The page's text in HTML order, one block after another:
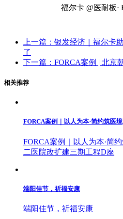
福尔卡 @医耐板·
上一篇：银发经济｜福尔卡
了
下一篇：FORCA案例 | 北京
相关推荐
FORCA案例｜以人为本·简约筑医境
FORCA案例｜以人为本·简
二医院改扩建三期工程D座
端阳佳节，祈福安康
端阳佳节，祈福安康